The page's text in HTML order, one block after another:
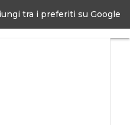
tra i preferiti su Google